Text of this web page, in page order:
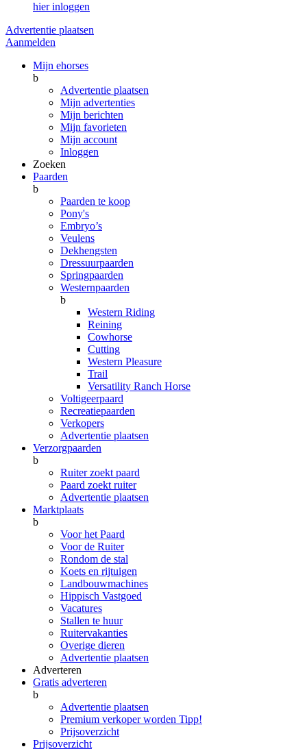
hier inloggen
Advertentie plaatsen
Aanmelden
Mijn ehorses
b
Advertentie plaatsen
Mijn advertenties
Mijn berichten
Mijn favorieten
Mijn account
Inloggen
Zoeken
Paarden
b
Paarden te koop
Pony's
Embryo’s
Veulens
Dekhengsten
Dressuurpaarden
Springpaarden
Westernpaarden
b
Western Riding
Reining
Cowhorse
Cutting
Western Pleasure
Trail
Versatility Ranch Horse
Voltigeerpaard
Recreatiepaarden
Verkopers
Advertentie plaatsen
Verzorgpaarden
b
Ruiter zoekt paard
Paard zoekt ruiter
Advertentie plaatsen
Marktplaats
b
Voor het Paard
Voor de Ruiter
Rondom de stal
Koets en rijtuigen
Landbouwmachines
Hippisch Vastgoed
Vacatures
Stallen te huur
Ruitervakanties
Overige dieren
Advertentie plaatsen
Adverteren
Gratis adverteren
b
Advertentie plaatsen
Premium verkoper worden Tipp!
Prijsoverzicht
Prijsoverzicht